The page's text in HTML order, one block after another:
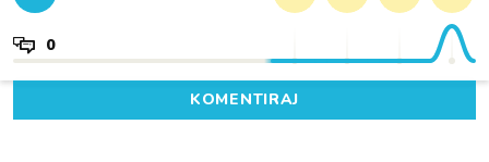
0
KOMENTIRAJ